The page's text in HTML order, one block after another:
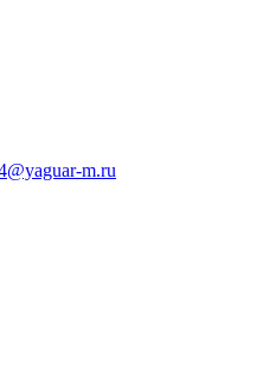
m.ru